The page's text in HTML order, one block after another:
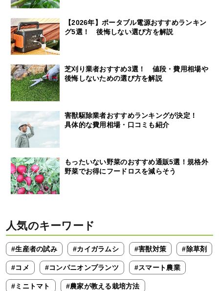
【2026年】ポータブル電源おすすめランキン
グ5選！ 後悔しない選び方を解説
芝刈り業者おすすめ3選！ 値段・費用相場や
後悔しないための選び方を解説
害獣駆除業者おすすめランキングが決定！
具体的な費用相場・口コミも紹介
もったいない野菜のおすすめ通販5選！規格外
野菜でお得にフードロスを減らそう
人気のキーワード
#生産者の試み #カイガラムシ #害獣対策 #除草剤
#コメ #コンパニオンプランツ #スマート農業
#ミニトマト #農家が教える栽培方法